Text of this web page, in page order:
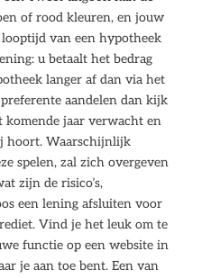
of rood kleuren, en jouw
van een hypotheek
u betaalt het bedrag
langer af dan via het
aandelen dan kijk
komende jaar verwacht en
hoort. Waarschijnlijk
spelen, zal zich overgeven
zijn de risico’s,
een lening afsluiten voor
Vind je het leuk om te
functie op een website in
je aan toe bent. Een van